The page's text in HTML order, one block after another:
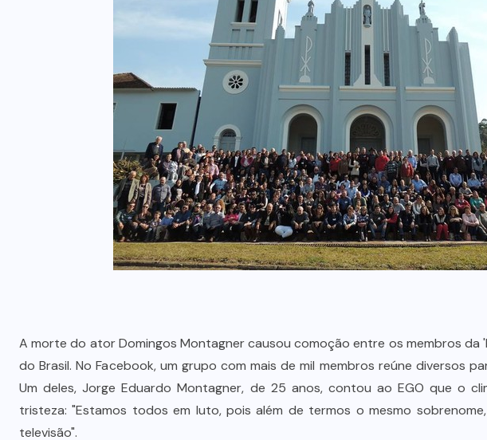
A morte do ator Domingos Montagner causou comoção entre os membros da
do Brasil. No Facebook, um grupo com mais de mil membros reúne diversos
Um deles, Jorge Eduardo Montagner, de 25 anos, contou ao EGO que o
tristeza: "Estamos todos em luto, pois além de termos o mesmo
televisão".